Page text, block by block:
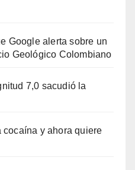
Google alerta sobre un
Geológico Colombiano
7,0 sacudió la
cocaína y ahora quiere